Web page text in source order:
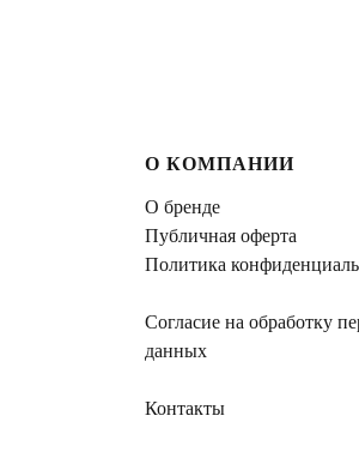
О КОМПАНИИ
О бренде
Публичная оферта
Политика
Согласие на обработку
данных
Контакты